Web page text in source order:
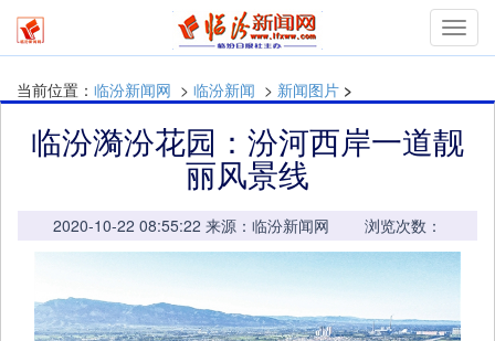
当前位置： 临汾新闻网 > 临汾新闻 > 新闻图片 >
临汾漪汾花园：汾河西岸一道靓
丽风景线
2020-10-22 08:55:22 来源：临汾新闻网 浏览次数：